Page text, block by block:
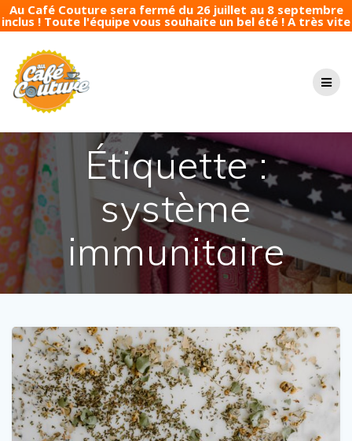
Au Café Couture sera fermé du 26 juillet au 8 septembre
inclus ! Toute l'équipe vous souhaite un bel été ! A très vite
Étiquette :
système
immunitaire